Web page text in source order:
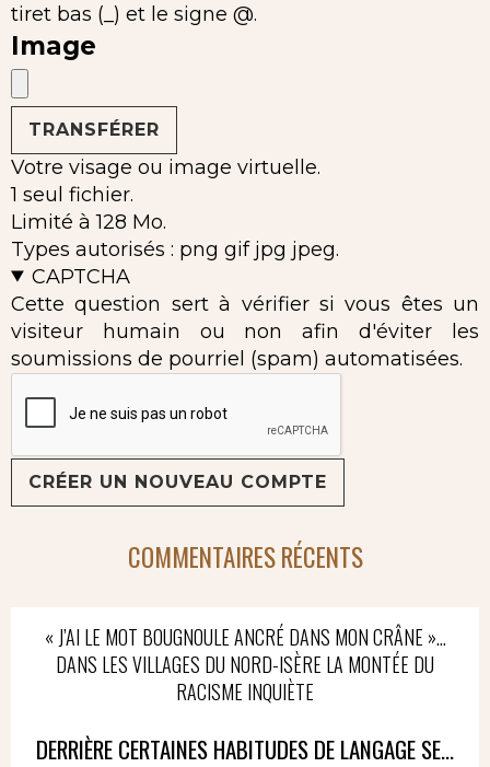
tiret bas (_) et le signe @.
Image
Votre visage ou image virtuelle.
1 seul fichier.
Limité à 128 Mo.
Types autorisés : png gif jpg jpeg.
CAPTCHA
Cette question sert à vérifier si vous êtes un
visiteur humain ou non afin d'éviter les
soumissions de pourriel (spam) automatisées.
COMMENTAIRES RÉCENTS
« J’AI LE MOT BOUGNOULE ANCRÉ DANS MON CRÂNE »…
DANS LES VILLAGES DU NORD-ISÈRE LA MONTÉE DU
RACISME INQUIÈTE
DERRIÈRE CERTAINES HABITUDES DE LANGAGE SE...